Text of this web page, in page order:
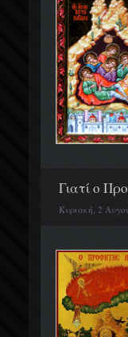
Γιατί ο
Κυριακή, 2